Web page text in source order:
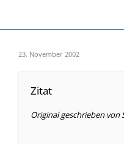
23. November 2002
Zitat
Original geschrieben von